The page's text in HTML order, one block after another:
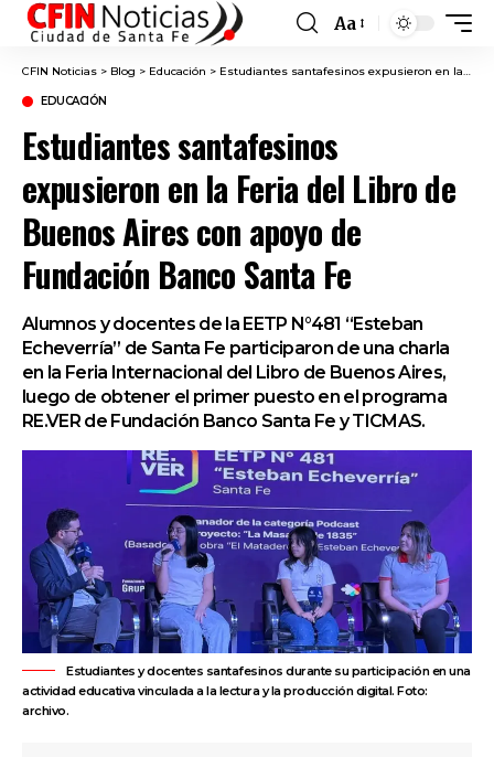
Font
Resizer
Aa
CFIN Noticias > Blog > Educación > Estudiantes santafesinos expusieron en la Feria del Libro de Buenos Aires con apoyo de Fundación Banco Santa Fe
EDUCACIÓN
Estudiantes santafesinos
expusieron en la Feria del Libro de
Buenos Aires con apoyo de
Fundación Banco Santa Fe
Alumnos y docentes de la EETP N°481 “Esteban
Echeverría” de Santa Fe participaron de una charla
en la Feria Internacional del Libro de Buenos Aires,
luego de obtener el primer puesto en el programa
RE.VER de Fundación Banco Santa Fe y TICMAS.
Estudiantes y docentes santafesinos durante su participación en una
actividad educativa vinculada a la lectura y la producción digital. Foto:
archivo.